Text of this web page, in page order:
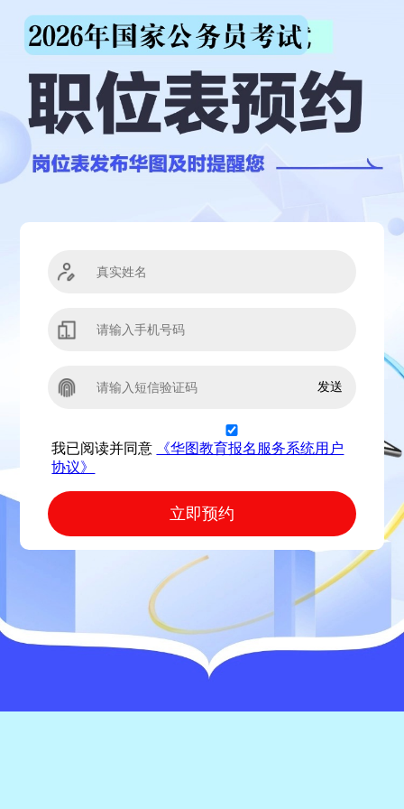
我已阅读并同意
《华图教育报名服务系统用户
协议》
立即预约